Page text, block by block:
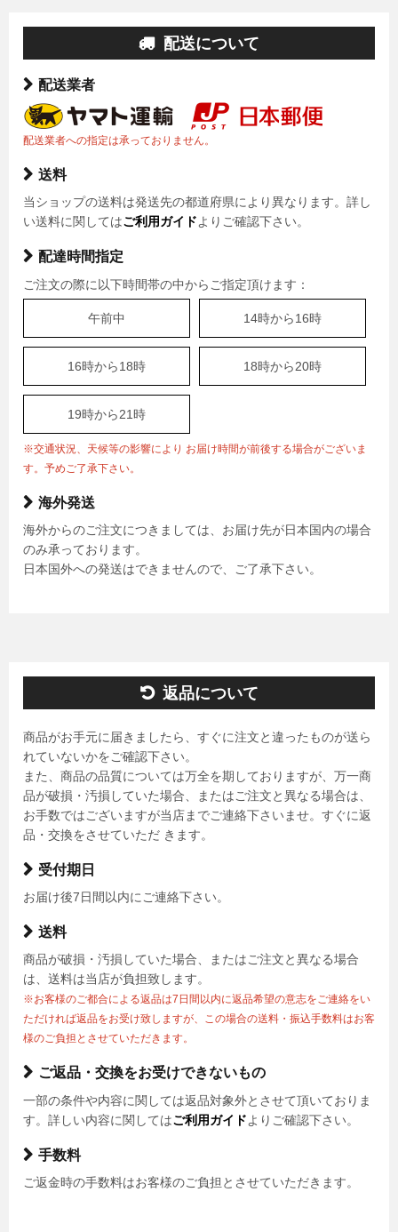
配送について
配送業者
配送業者への指定は承っておりません。
送料
当ショップの送料は発送先の都道府県により異なります。詳し
い送料に関してはご利用ガイドよりご確認下さい。
配達時間指定
ご注文の際に以下時間帯の中からご指定頂けます：
午前中 14時から16時
16時から18時 18時から20時
19時から21時
※交通状況、天候等の影響により お届け時間が前後する場合がございま
す。予めご了承下さい。
海外発送
海外からのご注文につきましては、お届け先が日本国内の場合
のみ承っております。
日本国外への発送はできませんので、ご了承下さい。
返品について
商品がお手元に届きましたら、すぐに注文と違ったものが送ら
れていないかをご確認下さい。
また、商品の品質については万全を期しておりますが、万一商
品が破損・汚損していた場合、またはご注文と異なる場合は、
お手数ではございますが当店までご連絡下さいませ。すぐに返
品・交換をさせていただ きます。
受付期日
お届け後7日間以内にご連絡下さい。
送料
商品が破損・汚損していた場合、またはご注文と異なる場合
は、送料は当店が負担致します。
※お客様のご都合による返品は7日間以内に返品希望の意志をご連絡をい
ただければ返品をお受け致しますが、この場合の送料・振込手数料はお客
様のご負担とさせていただきます。
ご返品・交換をお受けできないもの
一部の条件や内容に関しては返品対象外とさせて頂いておりま
す。詳しい内容に関してはご利用ガイドよりご確認下さい。
手数料
ご返金時の手数料はお客様のご負担とさせていただきます。